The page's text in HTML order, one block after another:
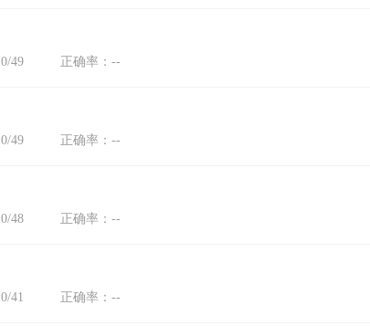
0/49 正确率： --
0/49 正确率： --
0/48 正确率： --
0/41 正确率： --